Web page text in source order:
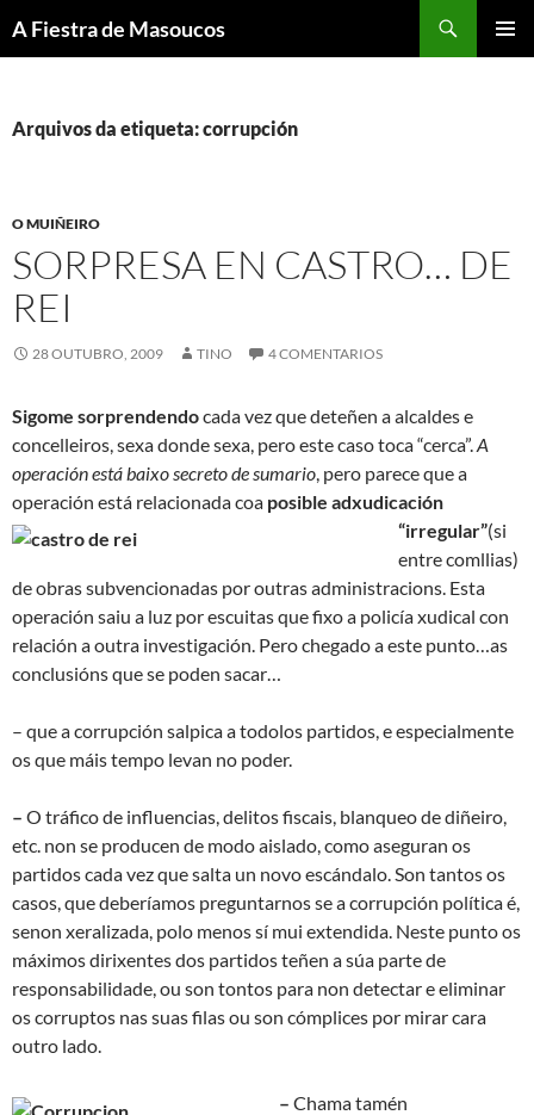
aoA Fiestra de Masoucos
Arquivos da etiqueta: corrupción
O MUIÑEIRO
SORPRESA EN CASTRO… DE
REI
28 OUTUBRO, 2009 TINO 4 COMENTARIOS
Sigome sorprendendocada vez que deteñen a alcaldes e
concelleiros, sexa donde sexa, pero este caso toca “cerca”.A
operación está baixo secreto de sumario, pero parece que a
operación está relacionada coa posible adxudicación
“irregular”(si
entre comllias)
de obras subvencionadas por outras administracions. Esta
operación saiu a luz por escuitas que fixo a policía xudical con
relación a outra investigación. Pero chegado a este punto…as
conclusións que se poden sacar…
– que a corrupción salpica a todolos partidos, e especialmente
os que máis tempo levan no poder.
– O tráfico de influencias, delitos fiscais, blanqueo de diñeiro,
etc. non se producen de modo aislado, como aseguran os
partidos cada vez que salta un novo escándalo. Son tantos os
casos, que deberíamos preguntarnos se a corrupción política é,
senon xeralizada, polo menos sí mui extendida. Neste punto os
máximos dirixentes dos partidos teñen a súa parte de
responsabilidade, ou son tontos para non detectar e eliminar
os corruptos nas suas filas ou son cómplices por mirar cara
outro lado.
– Chama tamén